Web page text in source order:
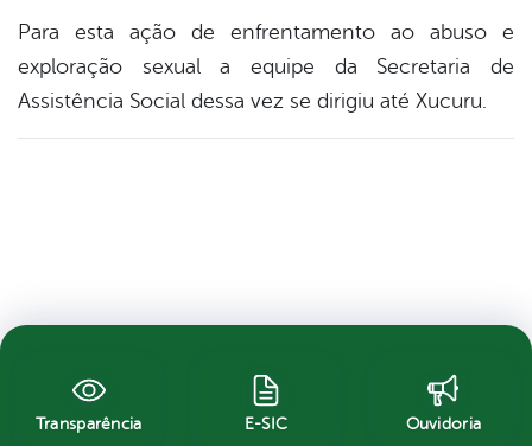
Para esta ação de enfrentamento ao abuso e
exploração sexual a equipe da Secretaria de
Assistência Social dessa vez se dirigiu até Xucuru.
Transparência E-SIC Ouvidoria